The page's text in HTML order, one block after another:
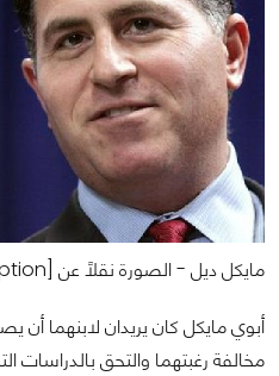
مايكل ديل - الصورة نقلاً عن Reuters[/caption]
أبوي مايكل كان يريدان لابنهما
مخالفة رغبتهما والتحق بالدراسات